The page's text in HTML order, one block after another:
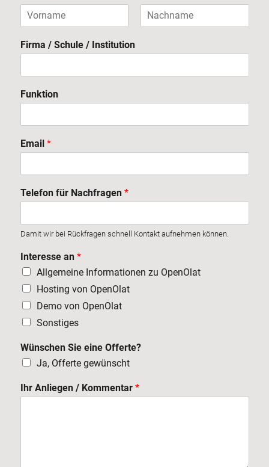
o
r
m
e
a
Firma / Schule / Institution
Funktion
Email*
Telefon für Nachfragen*
Damit wir bei Rückfragen schnell Kontakt aufnehmen können.
Interesse an*
Allgemeine Informationen zu OpenOlat
Hosting von OpenOlat
Demo von OpenOlat
Sonstiges
Wünschen Sie eine Offerte?
Ja, Offerte gewünscht
f
ü
Ihr Anliegen / Kommentar*